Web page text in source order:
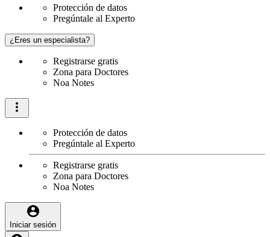
Protección de datos
Pregúntale al Experto
¿Eres un especialista?
Registrarse gratis
Zona para Doctores
Noa Notes
Protección de datos
Pregúntale al Experto
Registrarse gratis
Zona para Doctores
Noa Notes
Iniciar sesión